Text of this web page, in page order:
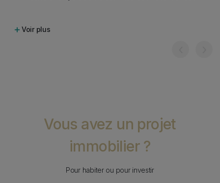
Voir plus
Vous avez un projet
immobilier ?
Pour habiter ou pour investir